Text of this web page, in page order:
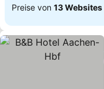
Preise von 13 Websites